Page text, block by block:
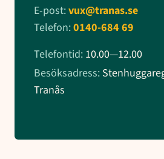
E-post:vux@tranas.se
Telefon:0140-684 69
Telefontid: 10.00—12.00
Besöksadress:
Tranås